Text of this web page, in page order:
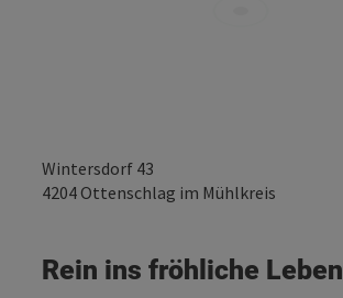
Wintersdorf 43
4204Ottenschlag im Mühlkreis
Rein ins fröhliche Leben